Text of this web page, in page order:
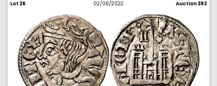
Lot 26 02/06/2022 Auction 392